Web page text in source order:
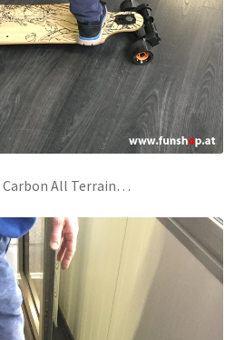
Carbon All Terrain…